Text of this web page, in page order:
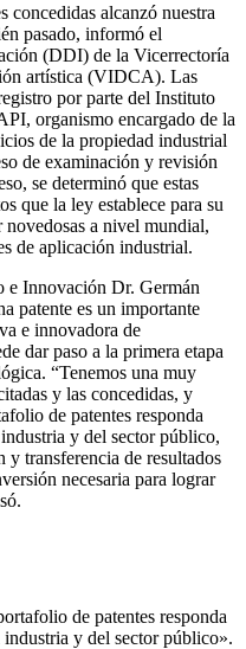
concedidas alcanzó nuestra
pasado, informó el
(DDI) de la Vicerrectoría
artística (VIDCA). Las
por parte del Instituto
organismo encargado de la
de la propiedad industrial
de examinación y revisión
se determinó que estas
que la ley establece para su
a nivel mundial,
de aplicación industrial.
e Innovación Dr. Germán
patente es un importante
e innovadora de
dar paso a la primera etapa
“Tenemos una muy
y las concedidas, y
de patentes responda
y del sector público,
transferencia de resultados
necesaria para lograr
de patentes responda
industria y del sector público».